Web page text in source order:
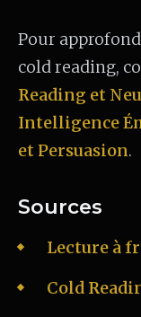
Pour
cold reading,
Reading et
Intelligence
et Persuasion.
Sources
Lecture à
Cold